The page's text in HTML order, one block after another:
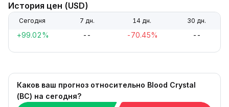
История цен (USD)
Сегодня 7 дн. 14 дн. 30 дн.
+99.02% -- -70.45% --
Каков ваш прогноз относительно Blood Crystal
(BC) на сегодня?